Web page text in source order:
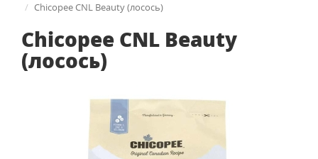
Chicopee CNL Beauty (лосось)
Chicopee CNL Beauty
(лосось)